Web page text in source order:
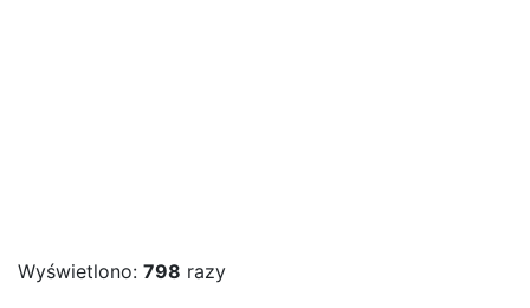
Wyświetlono: 798 razy